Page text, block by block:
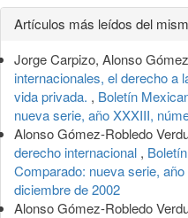
Detalles
del
artículo
Artículos más leídos del
Jorge Carpizo, Alonso
internacionales, el derecho a
vida privada. , Boletín
nueva serie, año XXXIII,
Alonso Gómez-Robledo
derecho internacional ,
Comparado: nueva serie,
diciembre de 2002
Alonso Gómez-Robledo